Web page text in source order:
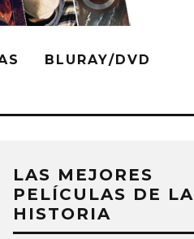
BLURAY/DVD
LAS MEJORES
PELÍCULAS DE LA
HISTORIA